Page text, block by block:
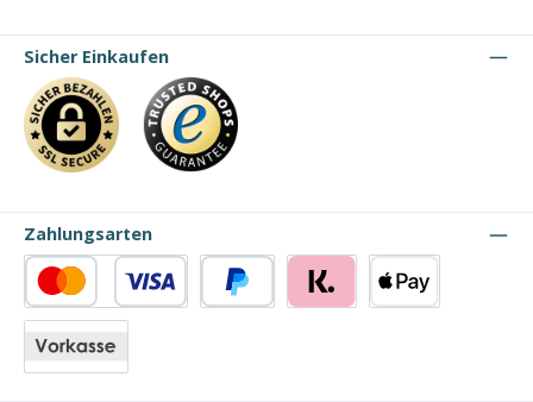
Sicher Einkaufen
Zahlungsarten
Kredit- oder Debitkarte